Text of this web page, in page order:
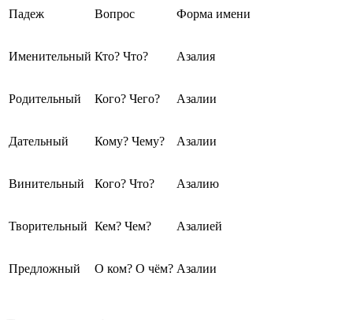
Падеж Вопрос Форма имени
Именительный Кто? Что? Азалия
Родительный Кого? Чего? Азалии
Дательный Кому? Чему? Азалии
Винительный Кого? Что? Азалию
Творительный Кем? Чем? Азалией
Предложный О ком? О чём? Азалии